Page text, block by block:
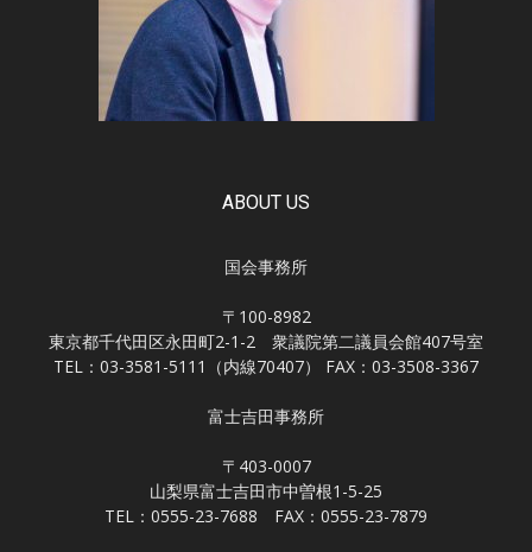
ABOUT US
国会事務所
〒100-8982
東京都千代田区永田町2-1-2 衆議院第二議員会館407号室
TEL：03-3581-5111（内線70407） FAX：03-3508-3367
富士吉田事務所
〒403-0007
山梨県富士吉田市中曽根1-5-25
TEL：0555-23-7688 FAX：0555-23-7879